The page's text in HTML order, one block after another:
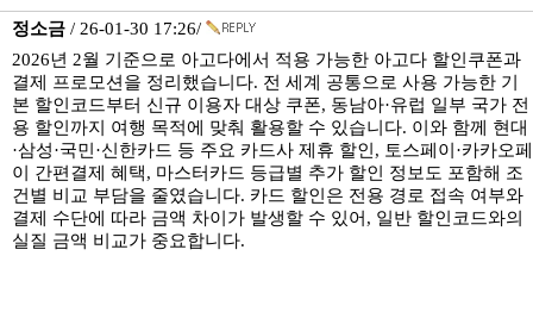
정소금 / 26-01-30 17:26/
2026년 2월 기준으로 아고다에서 적용 가능한 아고다 할인쿠폰과
결제 프로모션을 정리했습니다. 전 세계 공통으로 사용 가능한 기
본 할인코드부터 신규 이용자 대상 쿠폰, 동남아·유럽 일부 국가 전
용 할인까지 여행 목적에 맞춰 활용할 수 있습니다. 이와 함께 현대
·삼성·국민·신한카드 등 주요 카드사 제휴 할인, 토스페이·카카오페
이 간편결제 혜택, 마스터카드 등급별 추가 할인 정보도 포함해 조
건별 비교 부담을 줄였습니다. 카드 할인은 전용 경로 접속 여부와
결제 수단에 따라 금액 차이가 발생할 수 있어, 일반 할인코드와의
실질 금액 비교가 중요합니다.